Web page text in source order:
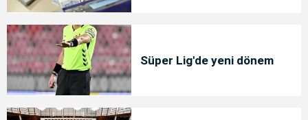
Süper Lig'de yeni dönem